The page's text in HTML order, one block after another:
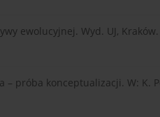
ewolucyjnej. Wyd. UJ, Kraków.
– próba konceptualizacji. W: K.